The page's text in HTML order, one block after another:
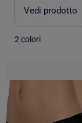
Vedi prodotto
2 colori